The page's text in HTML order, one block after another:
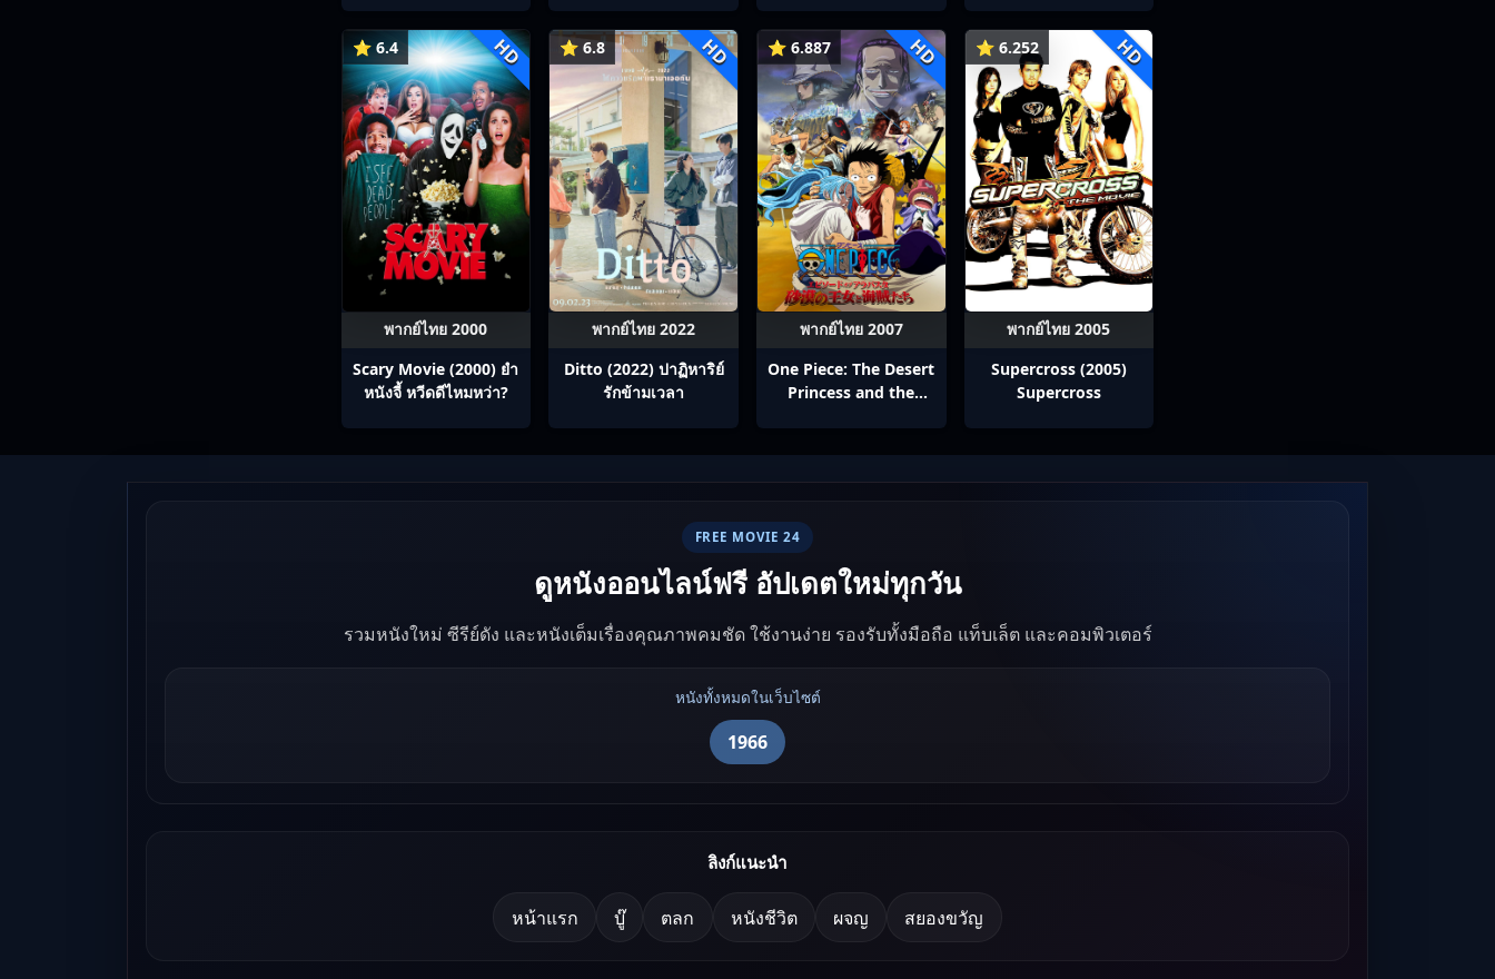
⭐ 6.4 HD
พากย์ไทย 2000
Scary Movie (2000) ยำ
หนังจี้​ หวีดดีไหมหว่า?
⭐ 6.8 HD
พากย์ไทย 2022
Ditto (2022) ปาฏิหาริย์
รักข้ามเวลา
⭐ 6.887 HD
พากย์ไทย 2007
One Piece: The Desert
Princess and the
ทะเลทรายและโจรสลัด
⭐ 6.252 HD
พากย์ไทย 2005
Supercross (2005)
Supercross
FREE MOVIE 24
ดูหนังออนไลน์ฟรี อัปเดตใหม่ทุกวัน
รวมหนังใหม่ ซีรีย์ดัง และหนังเต็มเรื่องคุณภาพคมชัด ใช้งานง่าย รองรับทั้งมือถือ แท็บเล็ต และคอมพิวเตอร์
หนังทั้งหมดในเว็บไซต์
1966
ลิงก์แนะนำ
หน้าแรก บู๊ ตลก หนังชีวิต ผจญ สยองขวัญ